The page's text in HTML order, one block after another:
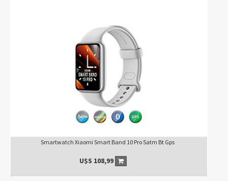
Smartwatch Xiaomi Smart Band 10 Pro 5atm Bt Gps
U$S 108,99